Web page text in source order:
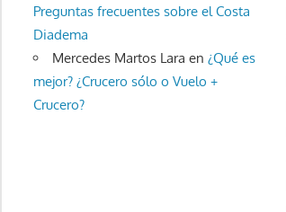
Preguntas frecuentes sobre el Costa
Diadema
Mercedes Martos Lara en ¿Qué es
mejor? ¿Crucero sólo o Vuelo +
Crucero?